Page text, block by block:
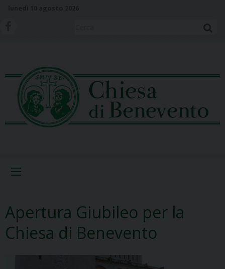
Apertura Giubileo per la
Chiesa di Benevento